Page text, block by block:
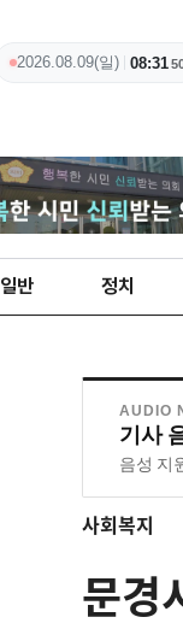
2026.08.09(일) 08:31
일반 정치
AUDIO
기사
음성 지
사회복지
문경